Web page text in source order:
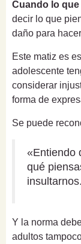
Cuando lo
decir lo que
daño para
Este matiz es
adolescente
considerar
forma de
Se puede
«Entiendo
qué
Y la norma
adultos